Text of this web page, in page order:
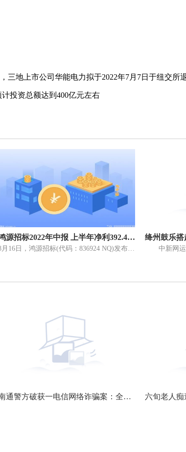
三地上市公司华能电力拟于2022年7月7日于纽交所
投资总额达到400亿元左右
鸿源招标2022年中报 上半年净利392.48万元 同比增长10.62%
8月16日，鸿源招标(代码：836924 NQ)发布2022年半年报业绩报告。2022年1月1日-2022年6月30日，公司实现营业收入1745 69万元，同比增长8 92%
绛州鼓乐
南通警方破获一电信网络诈骗案：全国10万余人寻医陷入“